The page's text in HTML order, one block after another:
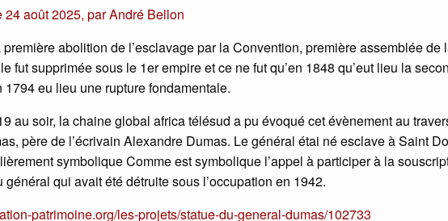
24 août 2025,parAndré Bellon
abolition de l’esclavage par la Convention, première assemblée de
fut supprimée sous le 1er empire et ce ne fut qu’en 1848 qu’eut lieu la
eu lieu une rupture fondamentale.
au soir, la chaine global africa télésud a pu évoqué cet évènement au
père de l’écrivain Alexandre Dumas. Le général étai né esclave à Saint
symbolique Comme est symbolique l’appel à participer à la
qui avait été détruite sous l’occupation en 1942.
patrimoine.org/les-projets/statue-du-general-dumas/102733